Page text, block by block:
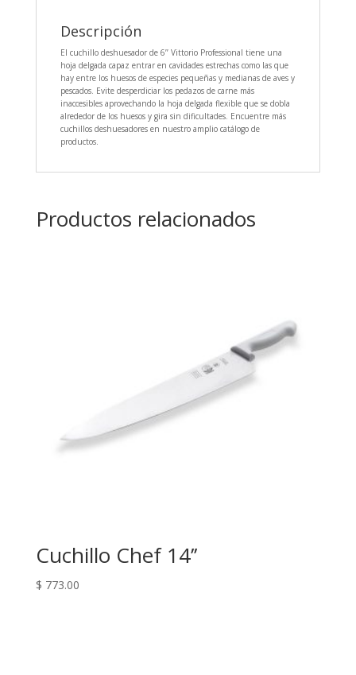
Descripción
El cuchillo deshuesador de 6’’ Vittorio Professional tiene una
hoja delgada capaz entrar en cavidades estrechas como las que
hay entre los huesos de especies pequeñas y medianas de aves y
pescados. Evite desperdiciar los pedazos de carne más
inaccesibles aprovechando la hoja delgada flexible que se dobla
alrededor de los huesos y gira sin dificultades. Encuentre más
cuchillos deshuesadores en nuestro amplio catálogo de
productos.
Productos relacionados
Cuchillo Chef 14’’
$ 773.00